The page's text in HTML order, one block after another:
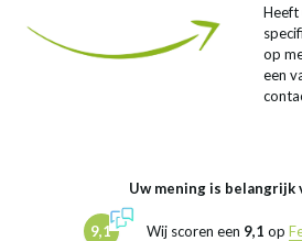
Heeft
op
een
Uw mening is belangrijk
9,1 Wij scoren een 9,1 op